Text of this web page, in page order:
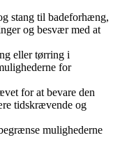
stang til badeforhæng,
og besvær med at
eller tørring i
for
for at bevare den
tidskrævende og
mulighederne